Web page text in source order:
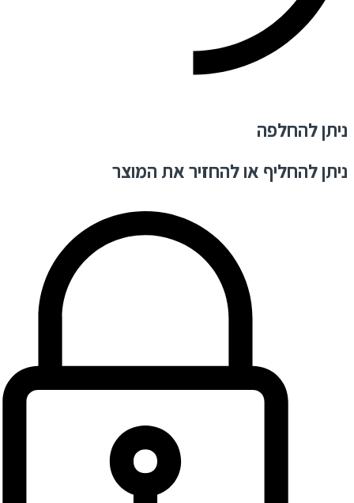
ניתן להחלפה
ניתן להחליף או להחזיר את המוצר